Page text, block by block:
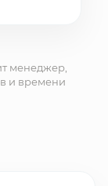
менеджер,
и времени